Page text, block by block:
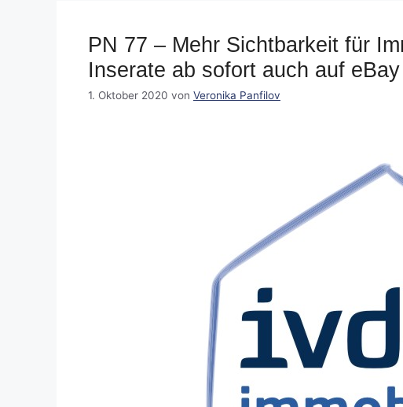
PN 77 – Mehr Sichtbarkeit für
Inserate ab sofort auch auf
1. Oktober 2020 von Veronika Panfilov